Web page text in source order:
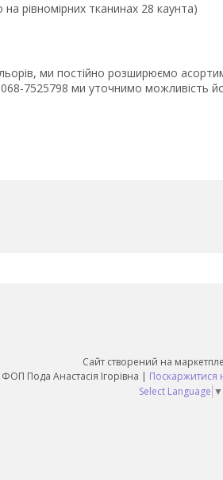
рівномірних тканинах 28 каунта)
ми постійно розширюємо
7525798 ми уточнимо можливість
Сайт створений на
Sunny Day ФОП Пода Анастасія Ігорівна | Поскаржитися
Select Language ▼